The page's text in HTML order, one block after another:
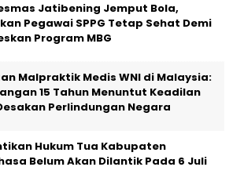
Jatibening Jemput Bola,
Pegawai SPPG Tetap Sehat Demi
Program MBG
Malpraktik Medis WNI di Malaysia:
15 Tahun Menuntut Keadilan
Perlindungan Negara
Hukum Tua Kabupaten
Belum Akan Dilantik Pada 6 Juli